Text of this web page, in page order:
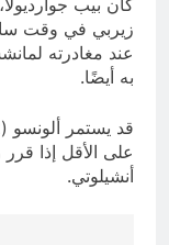
كان بيب
زيربي في وقت
عند مغادرته
به أيضًا.
على الأقل إذا قرر
أنشيلوتي.